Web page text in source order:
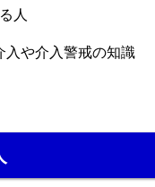
人
入や介入警戒の知識